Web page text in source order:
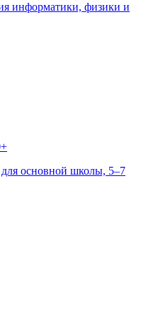
информатики, физики и
основной школы, 5–7